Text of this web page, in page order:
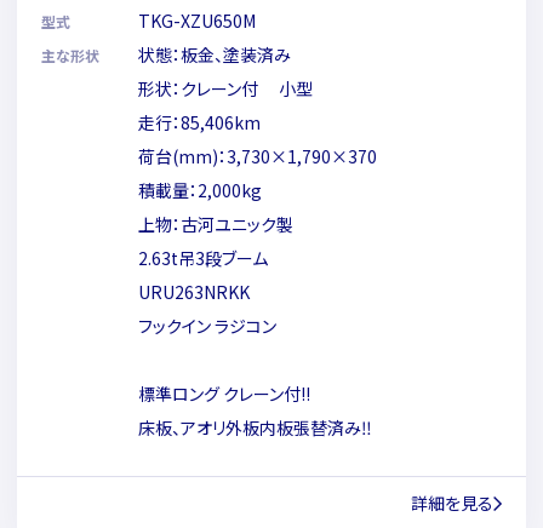
型式 TKG-XZU650M
主な形状
状態：板金、塗装済み
形状：クレーン付 小型
走行：85,406km
荷台(mm)：3,730×1,790×370
積載量：2,000kg
上物：古河ユニック製
2.63t吊3段ブーム
URU263NRKK
フックイン ラジコン
標準ロング クレーン付!!
床板、アオリ外板内板張替済み‼
詳細を見る